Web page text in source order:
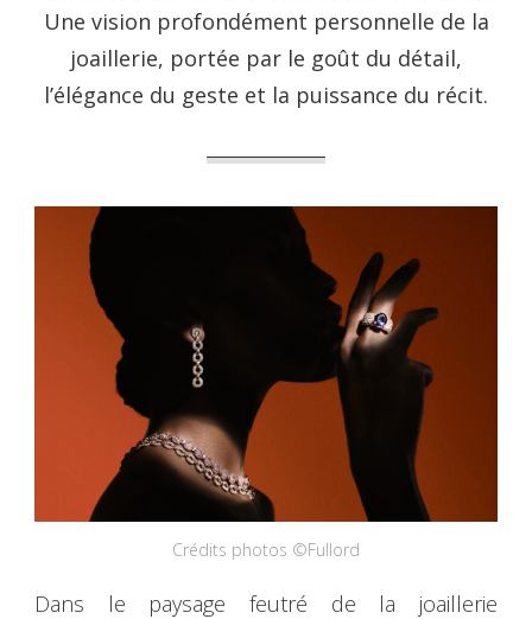
Une vision profondément personnelle de la
joaillerie, portée par le goût du détail,
l’élégance du geste et la puissance du récit.
Crédits photos ©Fullord
Dans le paysage feutré de la joaillerie